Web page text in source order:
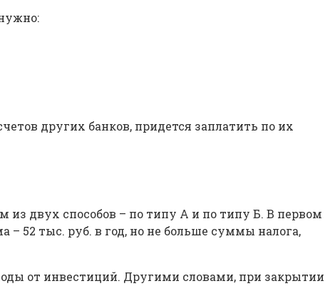
других банков, придется заплатить по их
двух способов – по типу А и по типу Б. В первом
– 52 тыс. руб. в год, но не больше суммы налога,
от инвестиций. Другими словами, при закрытии